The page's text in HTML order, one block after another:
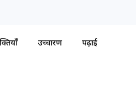
उच्चारण पढ़ाई